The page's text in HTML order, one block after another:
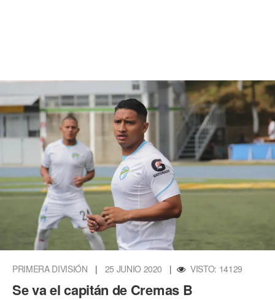
PRIMERA DIVISIÓN | 25 JUNIO 2020 | VISTO: 14129
Se va el capitán de Cremas B